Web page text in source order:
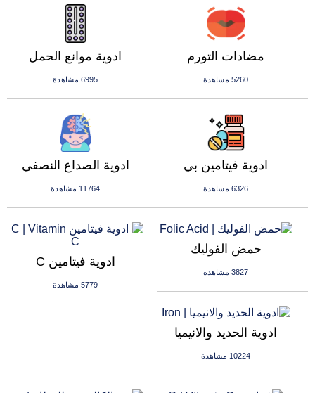
ادوية موانع الحمل
6995 مشاهدة
مضادات التورم
5260 مشاهدة
ادوية الصداع النصفي
11764 مشاهدة
ادوية فيتامين بي
6326 مشاهدة
ادوية فيتامين C
5779 مشاهدة
حمض الفوليك
3827 مشاهدة
ادوية الحديد والانيميا
10224 مشاهدة